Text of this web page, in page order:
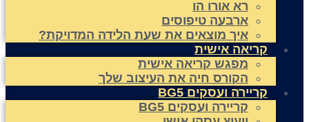
רא אורו הו
ארבעה טיפוסים
איך מוצאים את שעת הלידה המדויקת?
קריאה אישית
מפגש קריאה אישית
הקורס חיה את העיצוב שלך
קריירה ועסקים BG5
קריירה ועסקים BG5